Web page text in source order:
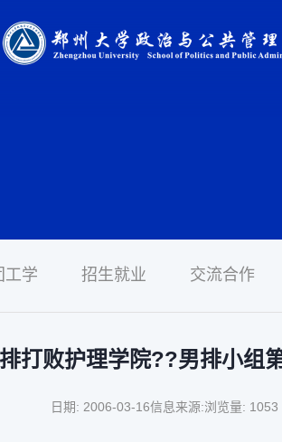
工学 招生就业 交流合作
打败护理学院??男排小组
日期: 2006-03-16信息来源:浏览量: 1053